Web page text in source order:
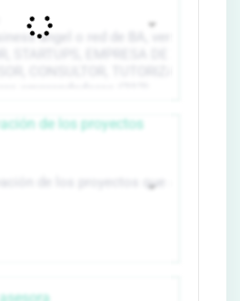
de los proyectos